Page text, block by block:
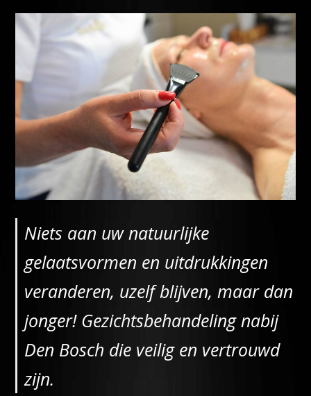
Niets aan uw natuurlijke
gelaatsvormen en uitdrukkingen
veranderen, uzelf blijven, maar dan
jonger! Gezichtsbehandeling nabij
Den Bosch die veilig en vertrouwd
zijn.